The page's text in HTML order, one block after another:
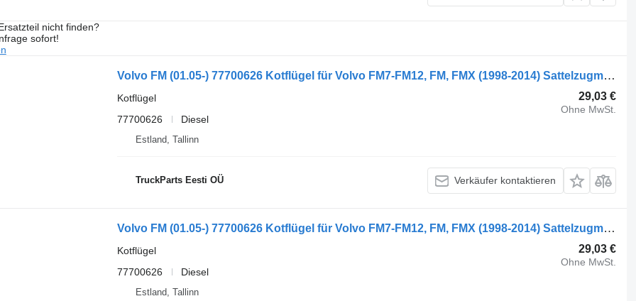
nicht finden?
sofort!
Volvo FM (01.05-) 77700626 Kotflügel für Volvo FM7-FM12, FM, FMX (1998-2014) Sattelzugmaschine
29,03 €
Ohne MwSt.
Kotflügel
77700626
Diesel
Estland, Tallinn
TruckParts Eesti OÜ Verkäufer kontaktieren
Volvo FM (01.05-) 77700626 Kotflügel für Volvo FM7-FM12, FM, FMX (1998-2014) Sattelzugmaschine
29,03 €
Ohne MwSt.
Kotflügel
77700626
Diesel
Estland, Tallinn